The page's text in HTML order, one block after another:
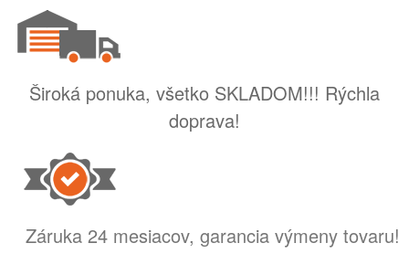
Široká ponuka, všetko SKLADOM!!! Rýchla
doprava!
Záruka 24 mesiacov, garancia výmeny tovaru!